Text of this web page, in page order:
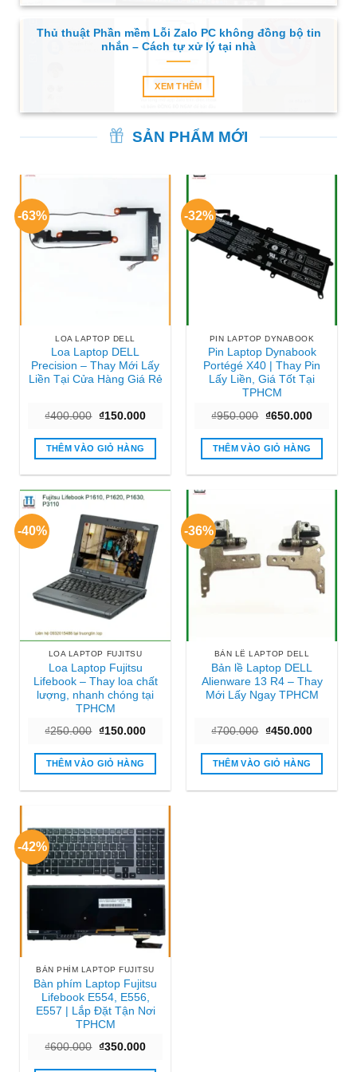
Thủ thuật Phần mềm Lỗi Zalo PC không đồng bộ tin
nhắn – Cách tự xử lý tại nhà
XEM THÊM
SẢN PHẨM MỚI
-63%
LOA LAPTOP DELL
Loa Laptop DELL
Precision – Thay Mới Lấy
Liền Tại Cửa Hàng Giá Rẻ
₫400.000 Giá
là:
₫400.000.
₫150.000Giá
tại
₫150.000.
THÊM VÀO GIỎ HÀNG
-32%
PIN LAPTOP DYNABOOK
Pin Laptop Dynabook
Portégé X40 | Thay Pin
Lấy Liền, Giá Tốt Tại
TPHCM
₫950.000 Giá
là:
₫950.000.
₫650.000Giá
tại
THÊM VÀO GIỎ HÀNG
-40%
LOA LAPTOP FUJITSU
Loa Laptop Fujitsu
Lifebook – Thay loa chất
lượng, nhanh chóng tại
TPHCM
₫250.000 Giá
là:
₫250.000.
₫150.000Giá
tại
₫150.000.
THÊM VÀO GIỎ HÀNG
-36%
BẢN LỀ LAPTOP DELL
Bản lề Laptop DELL
Alienware 13 R4 – Thay
Mới Lấy Ngay TPHCM
₫700.000 Giá
là:
₫700.000.
₫450.000Giá
tại
THÊM VÀO GIỎ HÀNG
-42%
BÀN PHÍM LAPTOP FUJITSU
Bàn phím Laptop Fujitsu
Lifebook E554, E556,
E557 | Lắp Đặt Tận Nơi
TPHCM
₫600.000 Giá
là:
₫350.000Giá
tại